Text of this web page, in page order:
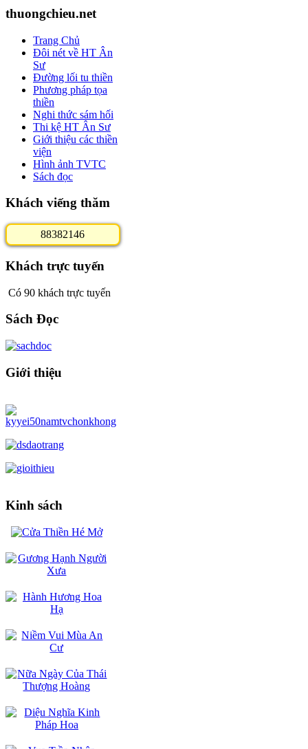
thuongchieu.net
Trang Chủ
Đôi nét về HT Ân
Sư
Đường lối tu thiền
Phương pháp tọa
thiền
Nghi thức sám hối
Thi kệ HT Ân Sư
Giới thiệu các thiền
viện
Hình ảnh TVTC
Sách đọc
Khách viếng thăm
88382146
Khách trực tuyến
Có 90 khách trực tuyến
Sách Đọc
Giới thiệu
Kinh sách